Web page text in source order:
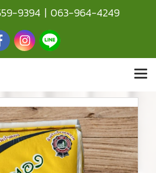
9394 | 063-964-4249